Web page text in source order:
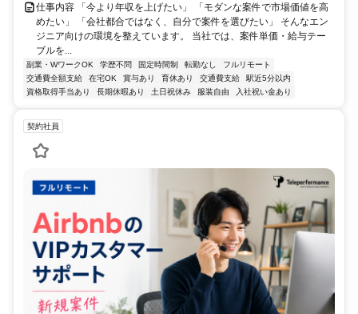
仕事内容 「今より年収を上げたい」 「モダンな案件で市場価値を高
めたい」 「会社都合ではなく、自分で案件を選びたい」 そんなエン
ジニア向けの環境を整えています。 当社では、案件単価・給与テー
ブルを...
副業・WワークOK 学歴不問 固定時間制 転勤なし
フルリモート
交通費全額支給
在宅OK 賞与あり 育休あり 交通費支給
駅近5分以内
資格取得手当あり
長期休暇あり 土日祝休み 服装自由 入社祝い金あり
契約社員